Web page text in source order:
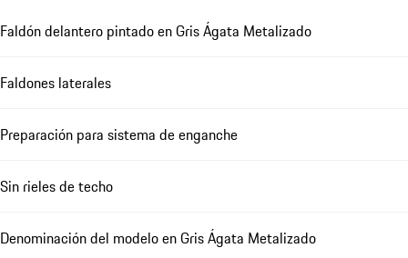
Faldón delantero pintado en Gris Ágata Metalizado
Faldones laterales
Preparación para sistema de enganche
Sin rieles de techo
Denominación del modelo en Gris Ágata Metalizado